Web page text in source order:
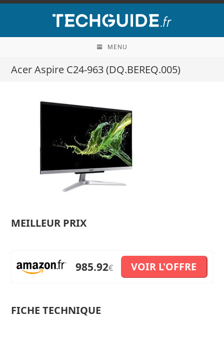
MENU
Acer Aspire C24-963 (DQ.BEREQ.005)
MEILLEUR PRIX
985.92€ VOIR L'OFFRE
FICHE TECHNIQUE